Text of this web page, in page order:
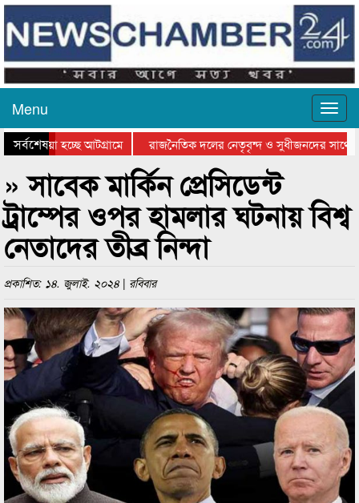
Menu
সর্বশেষ
যাওয়া হচ্ছে আটগ্রামে
রাজনৈতিক দলের নেতৃবৃন্দ ও সুধীজনদের সাথে
সিলেটে বাংলাদেশ গ্রুপ থিয়েটার ফেডারেশানের
» সাবেক মার্কিন প্রেসিডেন্ট
ট্রাম্পের ওপর হামলার ঘটনায় বিশ্ব
নেতাদের তীব্র নিন্দা
প্রকাশিত: ১৪. জুলাই. ২০২৪ | রবিবার